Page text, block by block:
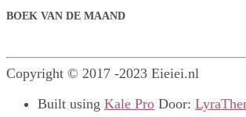
BOEK VAN DE MAAND
Copyright © 2017 -2023 Eieiei.nl
Built using Kale Pro Door: